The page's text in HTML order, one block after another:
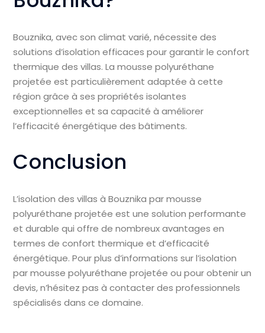
Bouznika, avec son climat varié, nécessite des
solutions d’isolation efficaces pour garantir le confort
thermique des villas. La mousse polyuréthane
projetée est particulièrement adaptée à cette
région grâce à ses propriétés isolantes
exceptionnelles et sa capacité à améliorer
l’efficacité énergétique des bâtiments.
Conclusion
L’isolation des villas à Bouznika par mousse
polyuréthane projetée est une solution performante
et durable qui offre de nombreux avantages en
termes de confort thermique et d’efficacité
énergétique. Pour plus d’informations sur l’isolation
par mousse polyuréthane projetée ou pour obtenir un
devis, n’hésitez pas à contacter des professionnels
spécialisés dans ce domaine.